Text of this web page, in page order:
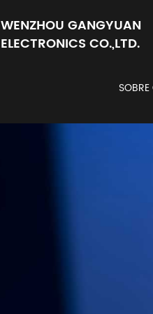
WENZHOU GANGYUAN
ELECTRONICS CO.,LTD.